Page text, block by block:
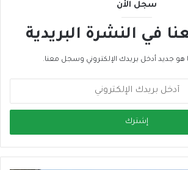
سجل الأن
في النشرة البريدية
جديد أدخل بريدك الإلكتروني وسجل معنا.